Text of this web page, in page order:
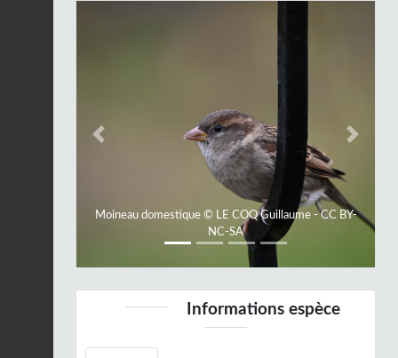
Moineau domestique © LE COQ Guillaume - CC BY-
NC-SA
Previous Next
Informations espèce